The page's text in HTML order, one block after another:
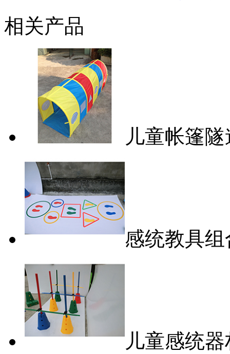
相关产品
儿童帐篷
感统教具
儿童感统